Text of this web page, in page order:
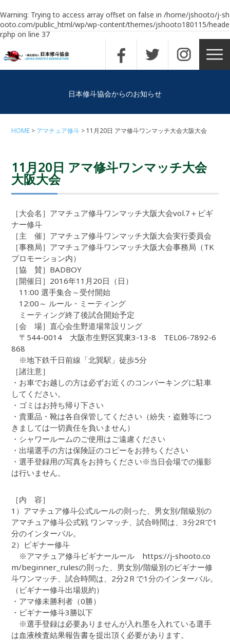
Warning: Trying to access array offset on false in /home/jshooto/j-sh
ooto.com/public_html/wp/wp-content/themes/jshooto180115/heade
r.phpon line37
日本修斗協会からのお知らせ
HOME アマチュア修斗 11月20日 アマ修斗ワンマッチ大会大阪大会
11月20日 アマ修斗ワンマッチ大会
大阪大会
［大会名］アマチュア修斗ワンマッチ大阪大会vol.7＋ビギ
ナー修斗
［主 催］アマチュア修斗ワンマッチ大阪大会実行委員会
［事務局］アマチュア修斗ワンマッチ大阪大会事務局（TK
プロモーション内）
［協 賛］BADBOY
［開催日］2016年11月20日（日）
11:00 選手集合～受付開始
12:00～ ルール・ミーティング
ミーティング終了後試合開始予定
［会 場］直心会生野道場常設リング
〒544-0014 大阪市生野区巽東3-13-8 TEL06-7892-6
868
※地下鉄千日前線「北巽駅」徒歩5分
［諸注意］
・お車でお越しの方は必ずお近くのコンパーキングに駐車
してください。
・ゴミはお持ち帰り下さい
・貴重品・靴は各自保管してください（紛失・盗難等につ
きましては一切責任を負いません）
・シャワールームのご使用はご遠慮ください
・出場選手の方は保険証のコピーをお持ちください
・選手登録用の写真をお持ちください※当日会場での撮影
は行いません。
［内 容］
1）アマチュア修斗公式ルールの則った、男女別/階級別の
アマチュア修斗公式戦 ワンマッチ、試合時間は、3分2Rで1
分のインターバル。
2）ビギナー修斗
※アマチュア修斗ビギナールール https://j-shooto.co
m/beginner_rulesの則った、男女別/階級別のビギナー修
斗ワンマッチ、試合時間は、2分2Ｒで1分のインターバル。
（ビギナー修斗出場規約）
・アマ修未勝利者（0勝）
・ビギナー修斗3勝以下
※選手登録は必要ありませんが入れ墨を入れている選手
は血液検査結果報告書を提出頂く必要があります。